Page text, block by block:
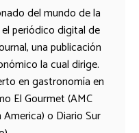
del mundo de la
periódico digital de
una publicación
la cual dirige.
en gastronomía en
El Gourmet (AMC
o Diario Sur